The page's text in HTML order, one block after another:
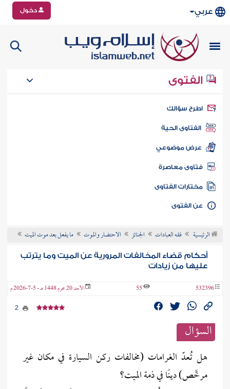
عربي دخول
الفتوى
سؤالك
الفتاوى الحية
عرض موضوعي
فتاوى معاصرة
مختارات الفتاوى
الفتوى
الرئيسية فقه العبادات الجنائز الاحتضار والموت ما يفعل بعد موت الميت
أحكام قضاء المخالفات المرورية عن الميت وما يترتب
عليها من زيادات
532396
55 الأحد 20 محرم 1448 هـ - 5-7-2026 م
السؤال
هل تُعدّ الغرامات (مخالفات ركن السيارة في مكان غير
مرخَّص) دينًا في ذمة الميت؟